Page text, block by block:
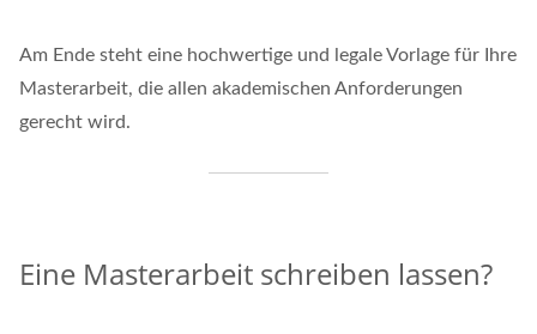
Am Ende steht eine hochwertige und legale Vorlage für Ihre
Masterarbeit, die allen akademischen Anforderungen
gerecht wird.
Eine Masterarbeit schreiben lassen?